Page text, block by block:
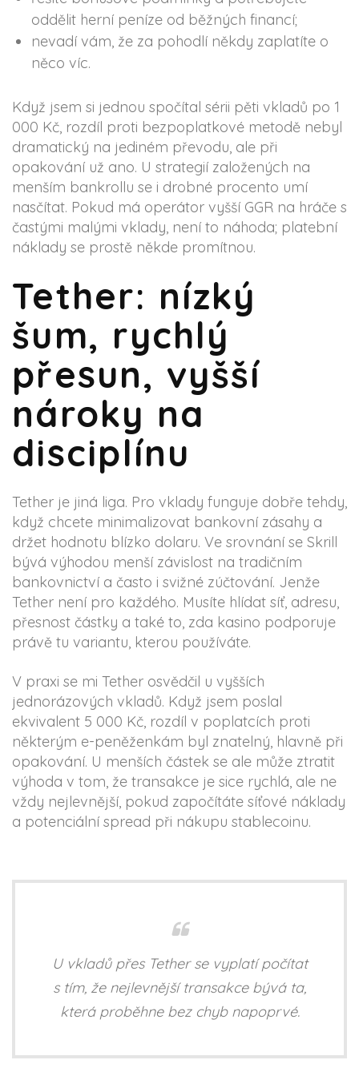
oddělit herní peníze od běžných financí;
nevadí vám, že za pohodlí někdy zaplatíte o
něco víc.
Když jsem si jednou spočítal sérii pěti vkladů po 1
000 Kč, rozdíl proti bezpoplatkové metodě nebyl
dramatický na jediném převodu, ale při
opakování už ano. U strategií založených na
menším bankrollu se i drobné procento umí
nasčítat. Pokud má operátor vyšší GGR na hráče s
častými malými vklady, není to náhoda; platební
náklady se prostě někde promítnou.
Tether: nízký
šum, rychlý
přesun, vyšší
nároky na
disciplínu
Tether je jiná liga. Pro vklady funguje dobře tehdy,
když chcete minimalizovat bankovní zásahy a
držet hodnotu blízko dolaru. Ve srovnání se Skrill
bývá výhodou menší závislost na tradičním
bankovnictví a často i svižné zúčtování. Jenže
Tether není pro každého. Musíte hlídat síť, adresu,
přesnost částky a také to, zda kasino podporuje
právě tu variantu, kterou používáte.
V praxi se mi Tether osvědčil u vyšších
jednorázových vkladů. Když jsem poslal
ekvivalent 5 000 Kč, rozdíl v poplatcích proti
některým e-peněženkám byl znatelný, hlavně při
opakování. U menších částek se ale může ztratit
výhoda v tom, že transakce je sice rychlá, ale ne
vždy nejlevnější, pokud započítáte síťové náklady
a potenciální spread při nákupu stablecoinu.
U vkladů přes Tether se vyplatí počítat
s tím, že nejlevnější transakce bývá ta,
která proběhne bez chyb napoprvé.